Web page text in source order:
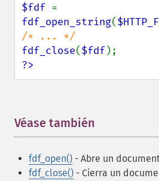
$fdf
fdf_open_string(
fdf_close($fdf
?>
Véase también
fdf_open() - Abre un
fdf_close() - Cierra un